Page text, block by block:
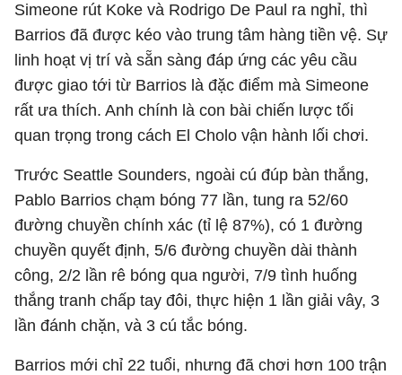
Simeone rút Koke và Rodrigo De Paul ra nghỉ, thì
Barrios đã được kéo vào trung tâm hàng tiền vệ. Sự
linh hoạt vị trí và sẵn sàng đáp ứng các yêu cầu
được giao tới từ Barrios là đặc điểm mà Simeone
rất ưa thích. Anh chính là con bài chiến lược tối
quan trọng trong cách El Cholo vận hành lối chơi.
Trước Seattle Sounders, ngoài cú đúp bàn thắng,
Pablo Barrios chạm bóng 77 lần, tung ra 52/60
đường chuyền chính xác (tỉ lệ 87%), có 1 đường
chuyền quyết định, 5/6 đường chuyền dài thành
công, 2/2 lần rê bóng qua người, 7/9 tình huống
thắng tranh chấp tay đôi, thực hiện 1 lần giải vây, 3
lần đánh chặn, và 3 cú tắc bóng.
Barrios mới chỉ 22 tuổi, nhưng đã chơi hơn 100 trận